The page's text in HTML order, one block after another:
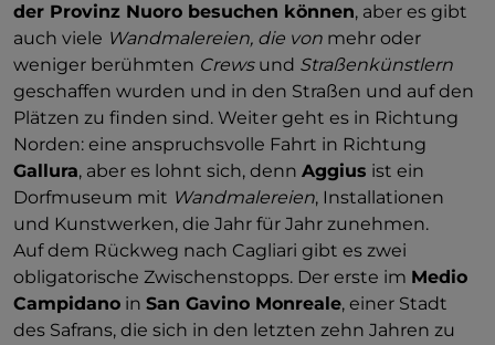
der Provinz Nuoro besuchen können, aber es gibt
auch viele Wandmalereien, die von mehr oder
weniger berühmten Crewsund Straßenkünstlern
geschaffen wurden und in den Straßen und auf den
Plätzen zu finden sind. Weiter geht es in Richtung
Norden: eine anspruchsvolle Fahrt in Richtung
Gallura, aber es lohnt sich, denn Aggius ist ein
Dorfmuseum mit Wandmalereien, Installationen
und Kunstwerken, die Jahr für Jahr zunehmen.
Auf dem Rückweg nach Cagliari gibt es zwei
obligatorische Zwischenstopps. Der erste im Medio
Campidano in San Gavino Monreale, einer Stadt
des Safrans, die sich in den letzten zehn Jahren zu